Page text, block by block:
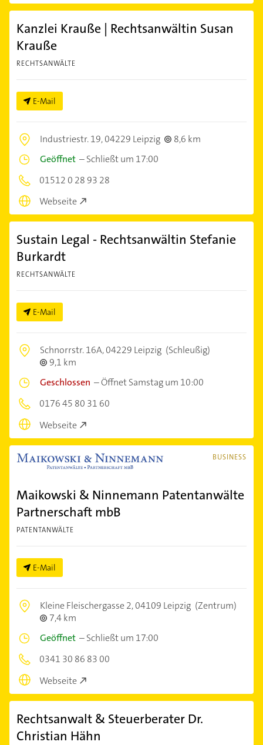
Kanzlei Krauße | Rechtsanwältin Susan
Krauße
RECHTSANWÄLTE
E-Mail
Industriestr. 19,04229 Leipzig
8,6 km
Geöffnet –Schließt um 17:00
01512 0 28 93 28
Webseite
Sustain Legal - Rechtsanwältin Stefanie
Burkardt
RECHTSANWÄLTE
E-Mail
Schnorrstr. 16A,04229 Leipzig (Schleußig)
9,1 km
Geschlossen –Öffnet Samstag um 10:00
0176 45 80 31 60
Webseite
BUSINESS
Maikowski & Ninnemann Patentanwälte
Partnerschaft mbB
PATENTANWÄLTE
E-Mail
Kleine Fleischergasse 2,04109 Leipzig (Zentrum)
7,4 km
Geöffnet –Schließt um 17:00
0341 30 86 83 00
Webseite
Rechtsanwalt & Steuerberater Dr.
Christian Hähn